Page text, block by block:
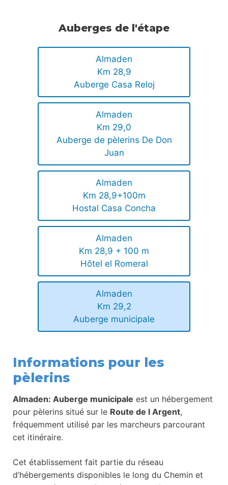
Auberges de l'étape
Almaden
Km 28,9
Auberge Casa Reloj
Almaden
Km 29,0
Auberge de pèlerins De Don
Juan
Almaden
Km 28,9+100m
Hostal Casa Concha
Almaden
Km 28,9 + 100 m
Hôtel el Romeral
Almaden
Km 29,2
Auberge municipale
Informations pour les
pèlerins
Almaden: Auberge municipale est un hébergement
pour pèlerins situé sur le Route de l Argent,
fréquemment utilisé par les marcheurs parcourant
cet itinéraire.
Cet établissement fait partie du réseau
d’hébergements disponibles le long du Chemin et